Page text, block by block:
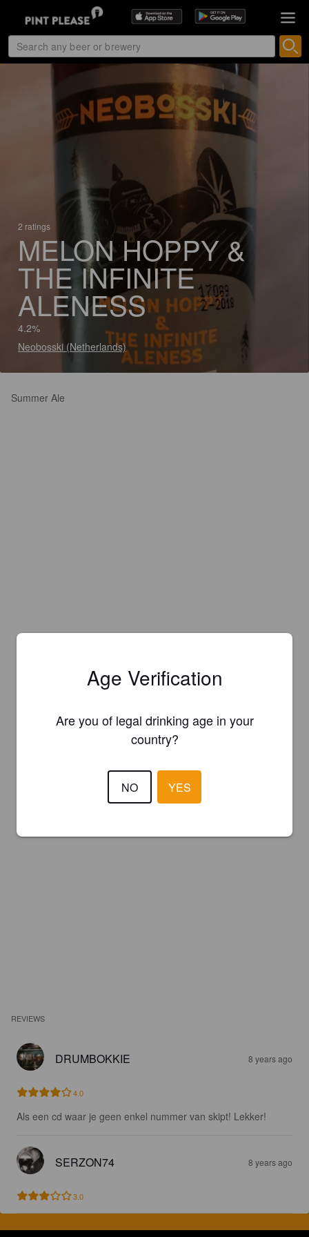
2 ratings
MELON HOPPY &
THE INFINITE
ALENESS
4.2%
Neobosski (Netherlands)
Summer Ale
REVIEWS
DRUMBOKKIE 8 years ago
4.0
Als een cd waar je geen enkel nummer van skipt! Lekker!
SERZON74 8 years ago
3.0
Age Verification
Are you of legal drinking age in your
country?
NO YES